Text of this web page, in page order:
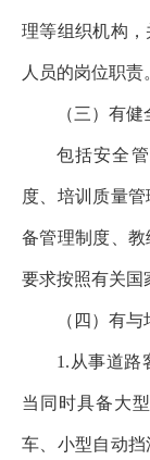
理等组织机构
人员的岗位职责
（三）有健
包括安全
度、培训质量
备管理制度、
要求按照有关国
（四）有
1.从事道路
当同时具备大
车、小型自动